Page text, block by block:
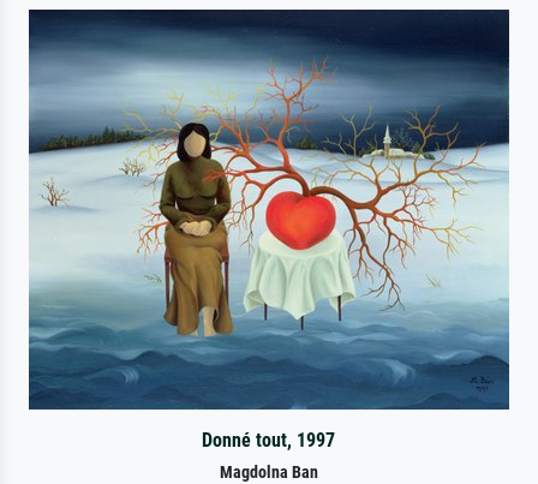
Donné tout, 1997
Magdolna Ban